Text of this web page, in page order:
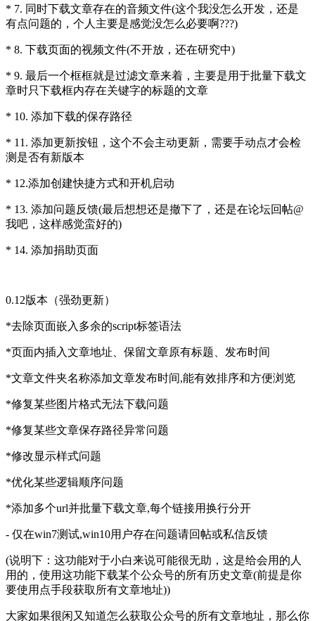
* 7. 同时下载文章存在的音频文件(这个我没怎么开发，还是
有点问题的，个人主要是感觉没怎么必要啊???)
* 8. 下载页面的视频文件(不开放，还在研究中)
* 9. 最后一个框框就是过滤文章来着，主要是用于批量下载文
章时只下载框内存在关键字的标题的文章
* 10. 添加下载的保存路径
* 11. 添加更新按钮，这个不会主动更新，需要手动点才会检
测是否有新版本
* 12.添加创建快捷方式和开机启动
* 13. 添加问题反馈(最后想想还是撤下了，还是在论坛回帖@
我吧，这样感觉蛮好的)
* 14. 添加捐助页面
0.12版本（强劲更新）
*去除页面嵌入多余的script标签语法
*页面内插入文章地址、保留文章原有标题、发布时间
*文章文件夹名称添加文章发布时间,能有效排序和方便浏览
*修复某些图片格式无法下载问题
*修复某些文章保存路径异常问题
*修改显示样式问题
*优化某些逻辑顺序问题
*添加多个url并批量下载文章,每个链接用换行分开
- 仅在win7测试,win10用户存在问题请回帖或私信反馈
(说明下：这功能对于小白来说可能很无助，这是给会用的人
用的，使用这功能下载某个公众号的所有历史文章(前提是你
要使用点手段获取所有文章地址))
大家如果很闲又知道怎么获取公众号的所有文章地址，那么你